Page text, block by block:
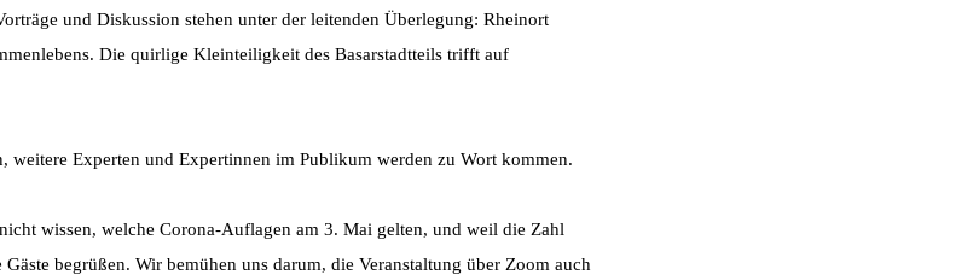
und Diskussion stehen unter der leitenden Überlegung: Rheinort
Die quirlige Kleinteiligkeit des Basarstadtteils trifft auf
weitere Experten und Expertinnen im Publikum werden zu Wort kommen.
wissen, welche Corona-Auflagen am 3. Mai gelten, und weil die Zahl
begrüßen. Wir bemühen uns darum, die Veranstaltung über Zoom auch